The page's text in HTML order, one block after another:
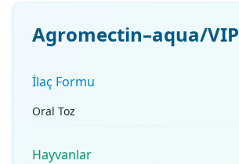
Agromectin–aqua/VIP
İlaç Formu
Oral Toz
Hayvanlar